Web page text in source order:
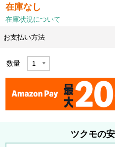
在庫なし
在庫状況について
お支払い方法
数量
ツクモの